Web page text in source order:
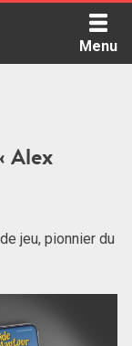
Menu
Alex
jeu, pionnier du